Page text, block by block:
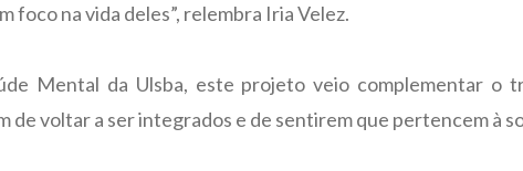
foco na vida deles”, relembra Iria Velez.
Mental da Ulsba, este projeto veio complementar o
voltar a ser integrados e de sentirem que pertencem à